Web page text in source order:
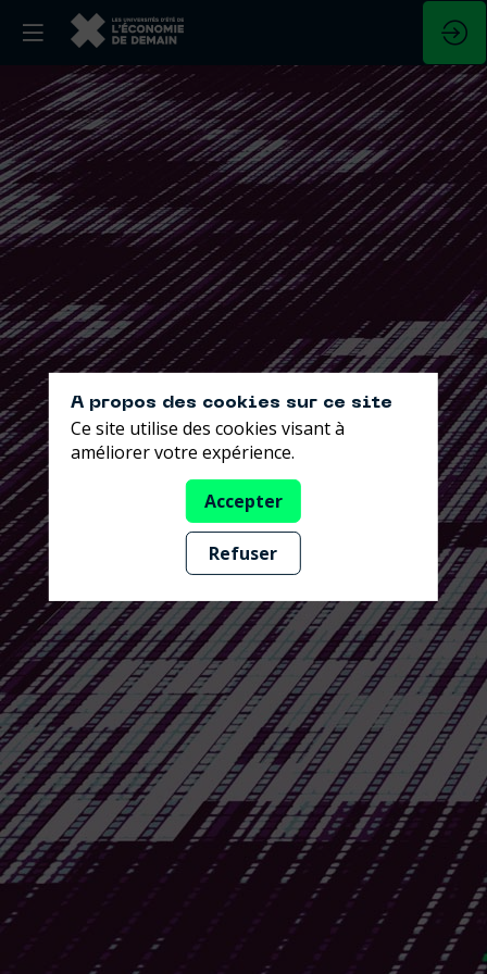
A propos des cookies sur ce site
Ce site utilise des cookies visant à
améliorer votre expérience.
Accepter
Refuser